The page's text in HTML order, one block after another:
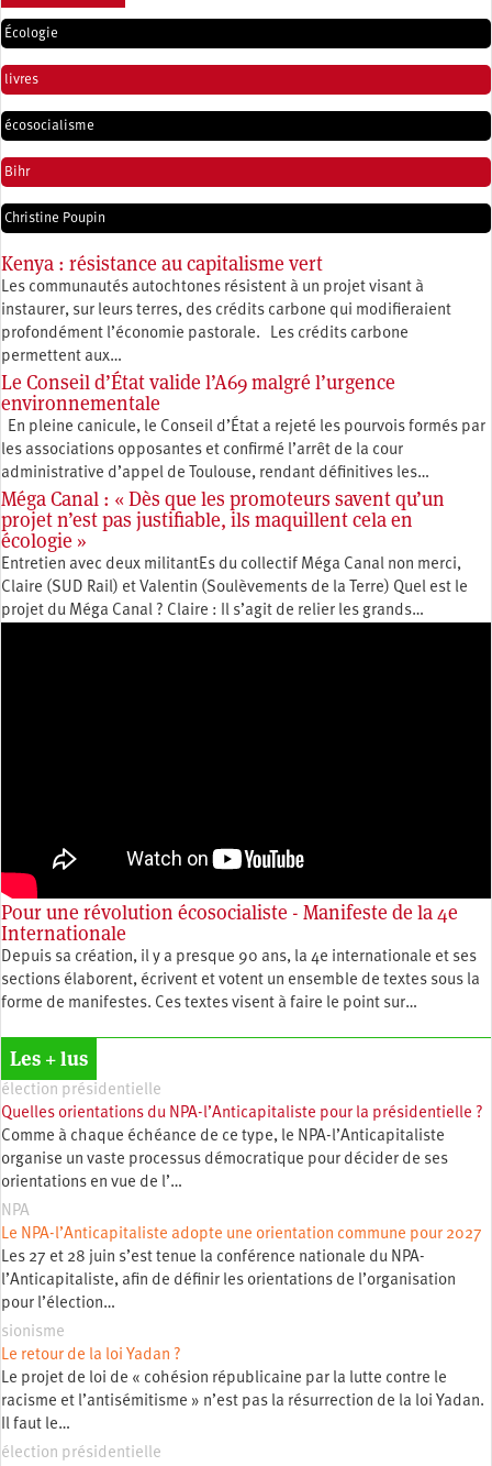
Écologie
livres
écosocialisme
Bihr
Christine Poupin
Kenya : résistance au capitalisme vert
Les communautés autochtones résistent à un projet visant à
instaurer, sur leurs terres, des crédits carbone qui modifieraient
profondément l’économie pastorale. Les crédits carbone
permettent aux…
Le Conseil d’État valide l’A69 malgré l’urgence
environnementale
En pleine canicule, le Conseil d’État a rejeté les pourvois formés par
les associations opposantes et confirmé l’arrêt de la cour
administrative d’appel de Toulouse, rendant définitives les…
Méga Canal : « Dès que les promoteurs savent qu’un
projet n’est pas justifiable, ils maquillent cela en
écologie »
Entretien avec deux militantEs du collectif Méga Canal non merci,
Claire (SUD Rail) et Valentin (Soulèvements de la Terre) Quel est le
projet du Méga Canal ? Claire : Il s’agit de relier les grands…
Pour une révolution écosocialiste - Manifeste de la 4e
Internationale
Depuis sa création, il y a presque 90 ans, la 4e internationale et ses
sections élaborent, écrivent et votent un ensemble de textes sous la
forme de manifestes. Ces textes visent à faire le point sur…
Les + lus
élection présidentielle
Quelles orientations du NPA-l’Anticapitaliste pour la présidentielle ?
Comme à chaque échéance de ce type, le NPA-l’Anticapitaliste
organise un vaste processus démocratique pour décider de ses
orientations en vue de l’…
NPA
Le NPA-l’Anticapitaliste adopte une orientation commune pour 2027
Les 27 et 28 juin s’est tenue la conférence nationale du NPA-
l’Anticapitaliste, afin de définir les orientations de l’organisation
pour l’élection…
sionisme
Le retour de la loi Yadan ?
Le projet de loi de « cohésion républicaine par la lutte contre le
racisme et l’antisémitisme » n’est pas la résurrection de la loi Yadan.
Il faut le…
élection présidentielle